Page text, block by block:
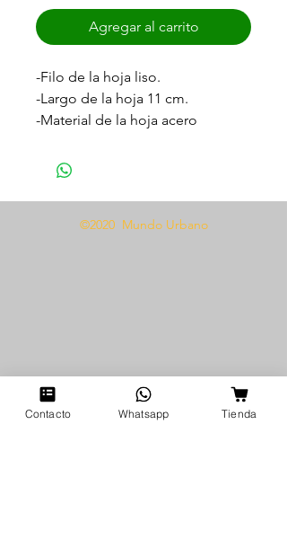
Agregar al carrito
-Filo de la hoja liso.
-Largo de la hoja 11 cm.
-Material de la hoja acero
-Material del mango plástico.
©2020 Mundo Urbano
Contacto Whatsapp Tienda